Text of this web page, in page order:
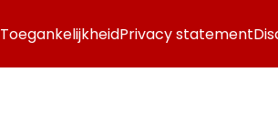
ToegankelijkheidPrivacy statement